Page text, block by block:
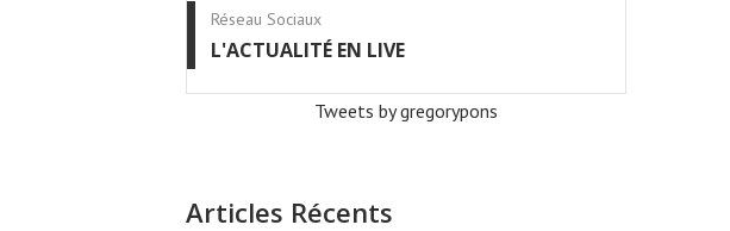
Réseau Sociaux
L'ACTUALITÉ EN LIVE
Tweets by gregorypons
Articles Récents